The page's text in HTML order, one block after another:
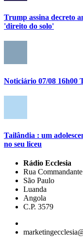
Trump assina decreto
'direito do solo'
Noticiário 07/08 16h00
Tailândia : um
no seu liceu
Rádio Ecclesia
Rua
São Paulo
Luanda
Angola
C.P. 3579